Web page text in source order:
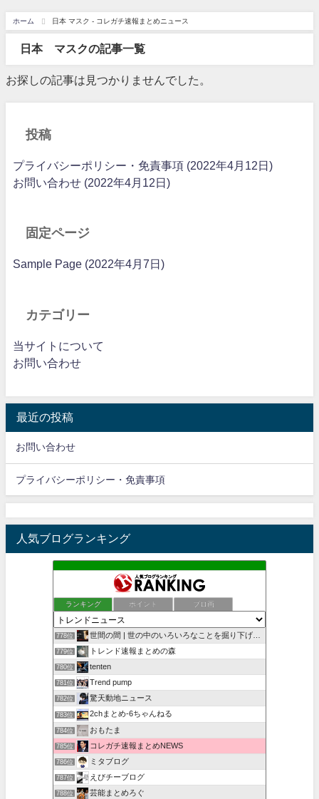
ホーム 日本 マスク - コレガチ速報まとめニュース
日本 マスクの記事一覧
お探しの記事は見つかりませんでした。
投稿
プライバシーポリシー・免責事項 (2022年4月12日)
お問い合わせ (2022年4月12日)
固定ページ
Sample Page (2022年4月7日)
カテゴリー
当サイトについて
お問い合わせ
最近の投稿
お問い合わせ
プライバシーポリシー・免責事項
人気ブログランキング
ランキング ポイント ブロ画
778位 世間の間 | 世の中のいろいろなことを掘り下げていく
779位 トレンド速報まとめの森
780位 tenten
781位 Trend pump
782位 驚天動地ニュース
783位 2chまとめ‐6ちゃんねる
784位 おもたま
785位 コレガチ速報まとめNEWS
786位 ミタブログ
787位 えびチーブログ
788位 芸能まとめろぐ